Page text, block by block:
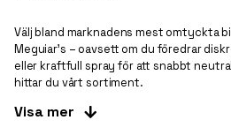
Välj bland marknadens mest omtyckta
Meguiar’s – oavsett om du föredrar
eller kraftfull spray för att snabbt
hittar du vårt sortiment.
Visa mer